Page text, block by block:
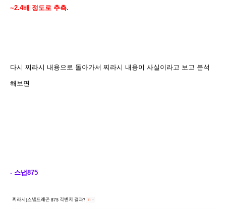
~2.4배 정도로 추측.
다시 찌라시 내용으로 돌아가서 찌라시 내용이 사실이라고 보고 분석
해보면
- 스냅875